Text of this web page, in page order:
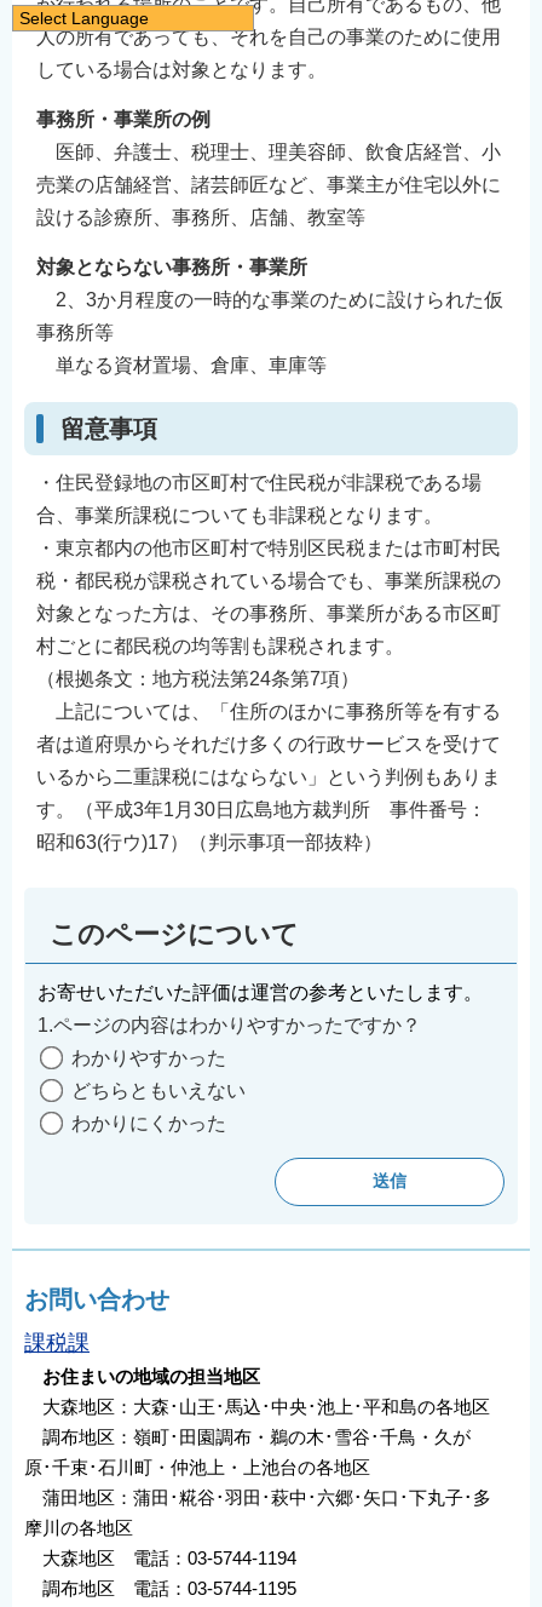
が行われる場所のことです。自己所有であるもの、他
人の所有であっても、それを自己の事業のために使用
している場合は対象となります。
事務所・事業所の例
医師、弁護士、税理士、理美容師、飲食店経営、小
売業の店舗経営、諸芸師匠など、事業主が住宅以外に
設ける診療所、事務所、店舗、教室等
対象とならない事務所・事業所
2、3か月程度の一時的な事業のために設けられた仮
事務所等
単なる資材置場、倉庫、車庫等
留意事項
・住民登録地の市区町村で住民税が非課税である場
合、事業所課税についても非課税となります。
・東京都内の他市区町村で特別区民税または市町村民
税・都民税が課税されている場合でも、事業所課税の
対象となった方は、その事務所、事業所がある市区町
村ごとに都民税の均等割も課税されます。
（根拠条文：地方税法第24条第7項）
上記については、「住所のほかに事務所等を有する
者は道府県からそれだけ多くの行政サービスを受けて
いるから二重課税にはならない」という判例もありま
す。（平成3年1月30日広島地方裁判所 事件番号：
昭和63(行ウ)17）（判示事項一部抜粋）
このページについて
お寄せいただいた評価は運営の参考といたします。
1.ページの内容はわかりやすかったですか？
わかりやすかった
どちらともいえない
わかりにくかった
お問い合わせ
課税課
お住まいの地域の担当地区
大森地区：大森･山王･馬込･中央･池上･平和島の各地区
調布地区：嶺町･田園調布・鵜の木･雪谷･千鳥・久が
原･千束･石川町・仲池上・上池台の各地区
蒲田地区：蒲田･糀谷･羽田･萩中･六郷･矢口･下丸子･多
摩川の各地区
大森地区 電話：03-5744-1194
調布地区 電話：03-5744-1195
Select Language
日本語
简体中文
繁體中文
한국어
Filipino